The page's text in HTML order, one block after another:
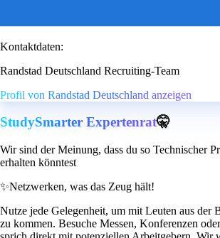
Kontaktdaten:
Randstad Deutschland Recruiting-Team
Profil von Randstad Deutschland anzeigen
StudySmarter Expertenrat🤫
Wir sind der Meinung, dass du so Technischer
erhalten könntest
✨Netzwerken, was das Zeug hält!
Nutze jede Gelegenheit, um mit Leuten aus der
zu kommen. Besuche Messen, Konferenzen